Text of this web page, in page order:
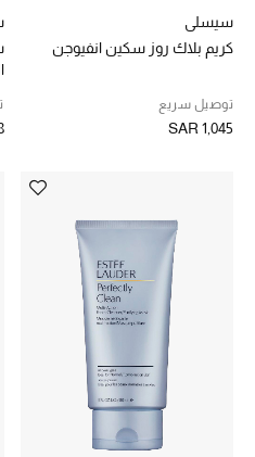
تسوقوا المجوهرات
الهدايا
تسوقوا جميع الهدايا
بطاقة الهدايا الإلكترونية
هدايا حسب المرسل إليه
هدايا حسب المناسبة
سيسلي
كريم بلاك روز سكين انفيوجن
توصيل سريع
SAR 1,045